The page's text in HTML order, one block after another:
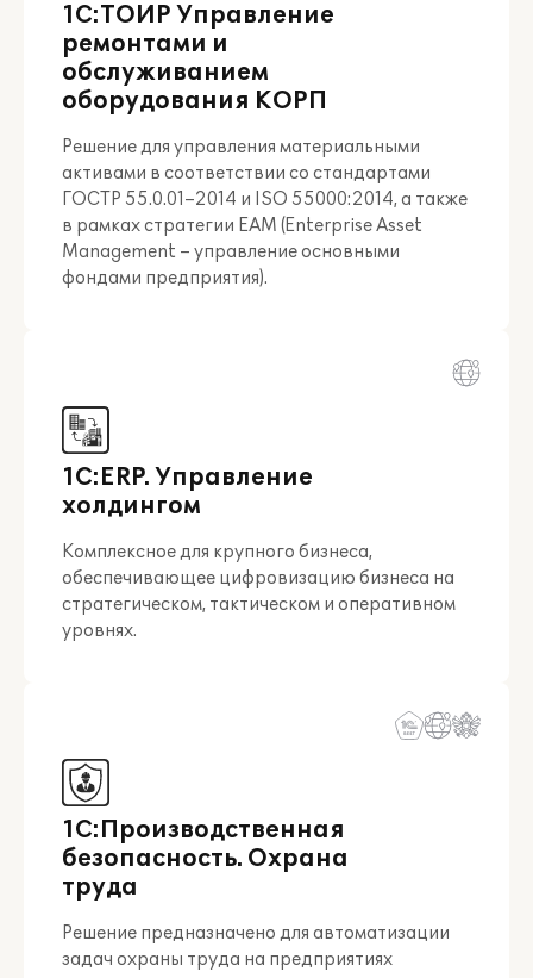
1С:ТОИР Управление
ремонтами и
обслуживанием
оборудования КОРП
Решение для управления материальными
активами в соответствии со стандартами
ГОСТР 55.0.01–2014 и ISO 55000:2014, а также
в рамках стратегии EAM (Enterprise Asset
Management – управление основными
фондами предприятия).
1С:ERP. Управление
холдингом
Комплексное для крупного бизнеса,
обеспечивающее цифровизацию бизнеса на
стратегическом, тактическом и оперативном
уровнях.
1С:Производственная
безопасность. Охрана
труда
Решение предназначено для автоматизации
задач охраны труда на предприятиях